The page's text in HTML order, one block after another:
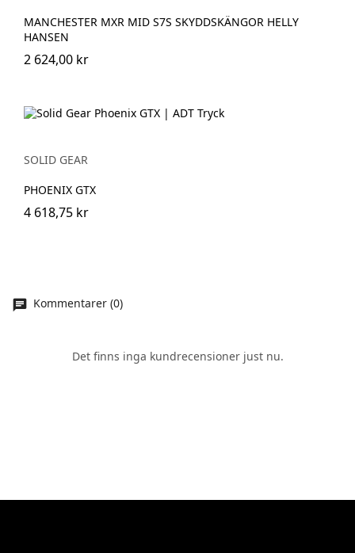
MANCHESTER MXR MID S7S SKYDDSKÄNGOR HELLY
HANSEN
2 624,00 kr
SOLID GEAR
PHOENIX GTX
4 618,75 kr
Kommentarer (0)
Det finns inga kundrecensioner just nu.